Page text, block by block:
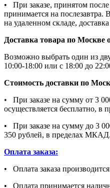
• При заказе, принятом
принимается на послезавтра.
на удаленном складе,
Доставка товара по Москве
Возможно выбрать один из
10:00-18:00 или с 18:00 до
Стоимость доставки по
• При заказе на сумму от 3
осуществляется бесплатно,
• При заказе на сумму до 3
350 рублей, в пределах МКАД.
Оплата заказа:
• Оплата заказа
• Оплата принимается